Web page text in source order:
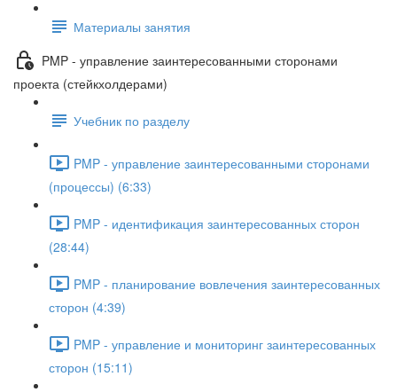
Материалы занятия
PMP - управление заинтересованными сторонами
проекта (стейкхолдерами)
Учебник по разделу
PMP - управление заинтересованными сторонами
(процессы) (6:33)
PMP - идентификация заинтересованных сторон
(28:44)
PMP - планирование вовлечения заинтересованных
сторон (4:39)
PMP - управление и мониторинг заинтересованных
сторон (15:11)